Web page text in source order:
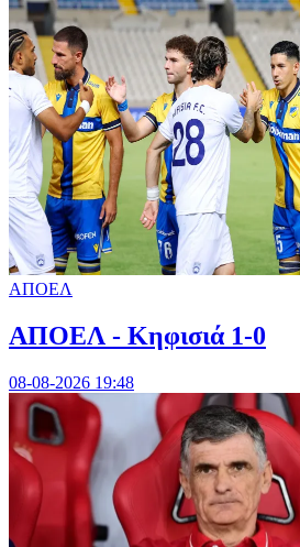
ΑΠΟΕΛ
ΑΠΟΕΛ - Κηφισιά 1-0
08-08-2026 19:48